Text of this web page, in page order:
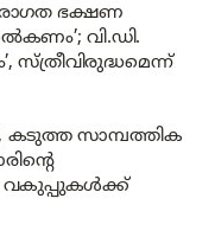
ഭക്ഷണ
വി.ഡി.
സ്ത്രീവിരുദ്ധമെന്ന്
കടുത്ത സാമ്പത്തിക
വകുപ്പുകൾക്ക്